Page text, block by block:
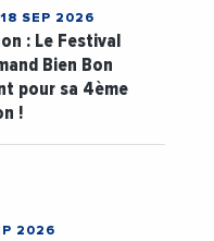
18 SEP 2026
: Le Festival
Bien Bon
pour sa 4ème
!
2026